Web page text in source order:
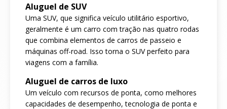
Aluguel de SUV
Uma SUV, que significa veículo utilitário esportivo,
geralmente é um carro com tração nas quatro rodas
que combina elementos de carros de passeio e
máquinas off-road. Isso torna o SUV perfeito para
viagens com a família.
Aluguel de carros de luxo
Um veículo com recursos de ponta, como melhores
capacidades de desempenho, tecnologia de ponta e